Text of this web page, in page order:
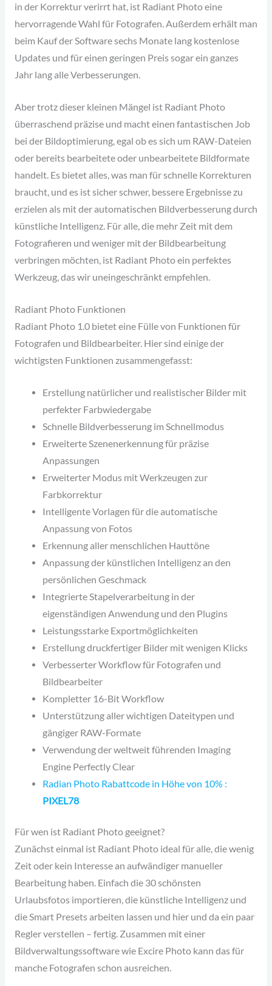
in der Korrektur verirrt hat, ist Radiant Photo eine
hervorragende Wahl für Fotografen. Außerdem erhält man
beim Kauf der Software sechs Monate lang kostenlose
Updates und für einen geringen Preis sogar ein ganzes
Jahr lang alle Verbesserungen.
Aber trotz dieser kleinen Mängel ist Radiant Photo
überraschend präzise und macht einen fantastischen Job
bei der Bildoptimierung, egal ob es sich um RAW-Dateien
oder bereits bearbeitete oder unbearbeitete Bildformate
handelt. Es bietet alles, was man für schnelle Korrekturen
braucht, und es ist sicher schwer, bessere Ergebnisse zu
erzielen als mit der automatischen Bildverbesserung durch
künstliche Intelligenz. Für alle, die mehr Zeit mit dem
Fotografieren und weniger mit der Bildbearbeitung
verbringen möchten, ist Radiant Photo ein perfektes
Werkzeug, das wir uneingeschränkt empfehlen.
Radiant Photo Funktionen
Radiant Photo 1.0 bietet eine Fülle von Funktionen für
Fotografen und Bildbearbeiter. Hier sind einige der
wichtigsten Funktionen zusammengefasst:
Erstellung natürlicher und realistischer Bilder mit
perfekter Farbwiedergabe
Schnelle Bildverbesserung im Schnellmodus
Erweiterte Szenenerkennung für präzise
Anpassungen
Erweiterter Modus mit Werkzeugen zur
Farbkorrektur
Intelligente Vorlagen für die automatische
Anpassung von Fotos
Erkennung aller menschlichen Hauttöne
Anpassung der künstlichen Intelligenz an den
persönlichen Geschmack
Integrierte Stapelverarbeitung in der
eigenständigen Anwendung und den Plugins
Leistungsstarke Exportmöglichkeiten
Erstellung druckfertiger Bilder mit wenigen Klicks
Verbesserter Workflow für Fotografen und
Bildbearbeiter
Kompletter 16-Bit Workflow
Unterstützung aller wichtigen Dateitypen und
gängiger RAW-Formate
Verwendung der weltweit führenden Imaging
Engine Perfectly Clear
Radian Photo Rabattcode in Höhe von 10% :
PIXEL78
Für wen ist Radiant Photo geeignet?
Zunächst einmal ist Radiant Photo ideal für alle, die wenig
Zeit oder kein Interesse an aufwändiger manueller
Bearbeitung haben. Einfach die 30 schönsten
Urlaubsfotos importieren, die künstliche Intelligenz und
die Smart Presets arbeiten lassen und hier und da ein paar
Regler verstellen – fertig. Zusammen mit einer
Bildverwaltungssoftware wie Excire Photo kann das für
manche Fotografen schon ausreichen.